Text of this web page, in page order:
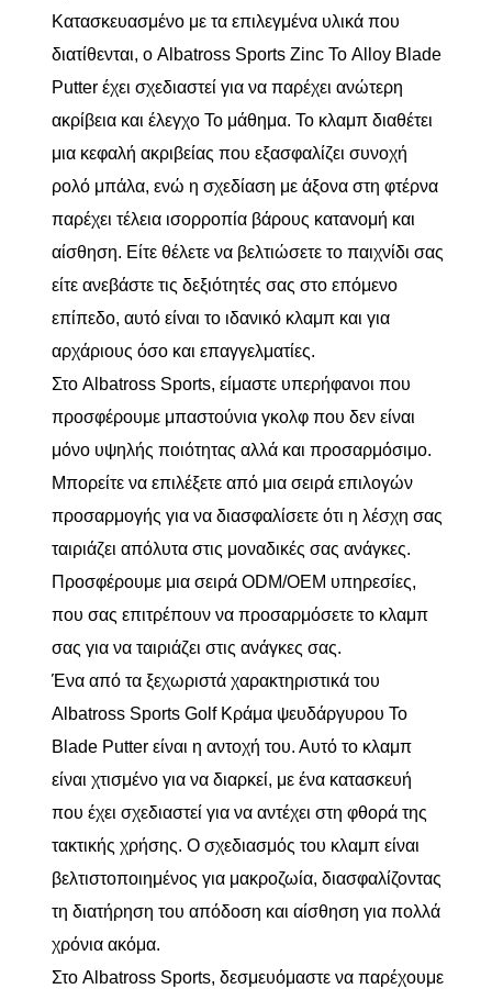
Κατασκευασμένο με τα επιλεγμένα υλικά που
διατίθενται, ο Albatross Sports Zinc Το Alloy Blade
Putter έχει σχεδιαστεί για να παρέχει ανώτερη
ακρίβεια και έλεγχο Το μάθημα. Το κλαμπ διαθέτει
μια κεφαλή ακριβείας που εξασφαλίζει συνοχή
ρολό μπάλα, ενώ η σχεδίαση με άξονα στη φτέρνα
παρέχει τέλεια ισορροπία βάρους κατανομή και
αίσθηση. Είτε θέλετε να βελτιώσετε το παιχνίδι σας
είτε ανεβάστε τις δεξιότητές σας στο επόμενο
επίπεδο, αυτό είναι το ιδανικό κλαμπ και για
αρχάριους όσο και επαγγελματίες.
Στο Albatross Sports, είμαστε υπερήφανοι που
προσφέρουμε μπαστούνια γκολφ που δεν είναι
μόνο υψηλής ποιότητας αλλά και προσαρμόσιμο.
Μπορείτε να επιλέξετε από μια σειρά επιλογών
προσαρμογής για να διασφαλίσετε ότι η λέσχη σας
ταιριάζει απόλυτα στις μοναδικές σας ανάγκες.
Προσφέρουμε μια σειρά ODM/OEM υπηρεσίες,
που σας επιτρέπουν να προσαρμόσετε το κλαμπ
σας για να ταιριάζει στις ανάγκες σας.
Ένα από τα ξεχωριστά χαρακτηριστικά του
Albatross Sports Golf Κράμα ψευδάργυρου Το
Blade Putter είναι η αντοχή του. Αυτό το κλαμπ
είναι χτισμένο για να διαρκεί, με ένα κατασκευή
που έχει σχεδιαστεί για να αντέχει στη φθορά της
τακτικής χρήσης. Ο σχεδιασμός του κλαμπ είναι
βελτιστοποιημένος για μακροζωία, διασφαλίζοντας
τη διατήρηση του απόδοση και αίσθηση για πολλά
χρόνια ακόμα.
Στο Albatross Sports, δεσμευόμαστε να παρέχουμε